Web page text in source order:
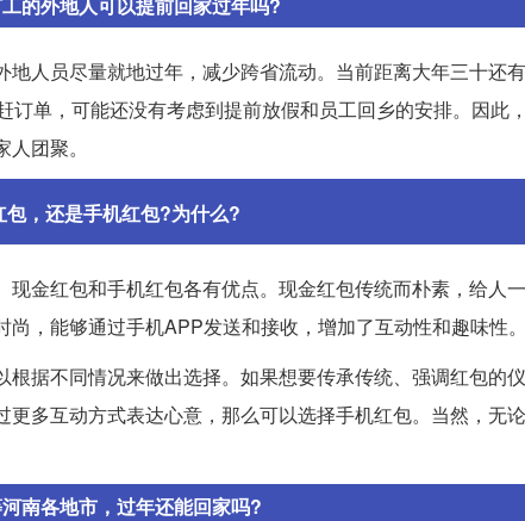
人员尽量就地过年，减少跨省流动。当前距离大年三十还
订单，可能还没有考虑到提前放假和员工回乡的安排。因此
团聚。
，还是手机红包?为什么?
金红包和手机红包各有优点。现金红包传统而朴素，给人
，能够通过手机APP发送和接收，增加了互动性和趣味性。
据不同情况来做出选择。如果想要传承传统、强调红包的
多互动方式表达心意，那么可以选择手机红包。当然，无
南各地市，过年还能回家吗?